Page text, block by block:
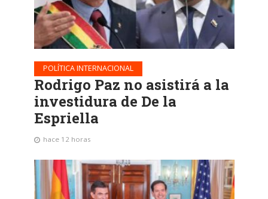
POLÍTICA INTERNACIONAL
Rodrigo Paz no asistirá a la
investidura de De la
Espriella
hace 12 horas